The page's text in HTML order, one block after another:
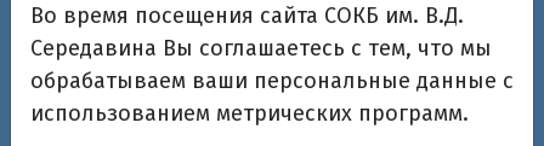
В Д Середавина
Во время посещения сайта СОКБ им. В.Д.
Середавина Вы соглашаетесь с тем, что мы
обрабатываем ваши персональные данные с
использованием метрических программ.